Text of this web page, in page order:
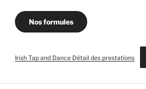
Nos formules
Irish Tap and Dance Détail des prestations